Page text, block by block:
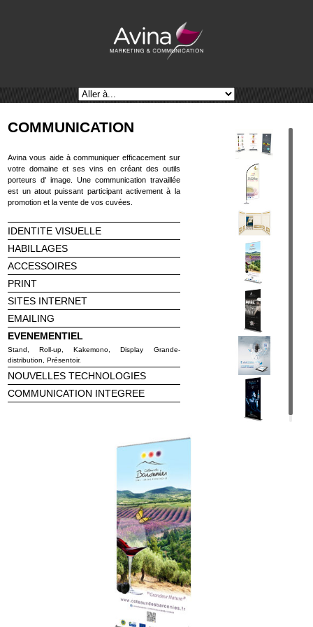
COMMUNICATION
Avina vous aide à communiquer efficacement sur
votre domaine et ses vins en créant des outils
porteurs d' image. Une communication travaillée
est un atout puissant participant activement à la
promotion et la vente de vos cuvées.
IDENTITE VISUELLE
HABILLAGES
ACCESSOIRES
PRINT
SITES INTERNET
EMAILING
EVENEMENTIEL
Stand, Roll-up, Kakemono, Display Grande-
distribution, Présentoir.
NOUVELLES TECHNOLOGIES
COMMUNICATION INTEGREE